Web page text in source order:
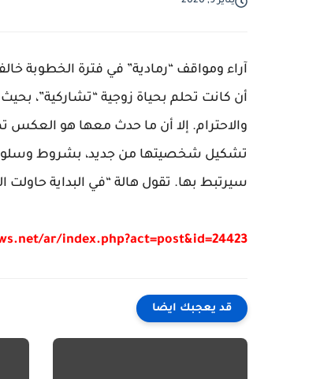
آراء ومواقف “رمادية” في فترة الخطوبة
أن كانت تحلم بحياة زوجية “تشاركية”،
تشكيل شخصيتها من جديد، بشروط
سيرتبط بها. تقول هالة “في البداية حاولت
ar/index.php?act=post&id=24423
قد يعجبك ايضا